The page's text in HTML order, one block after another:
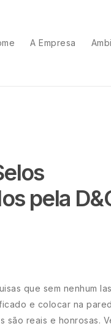
A Empresa
pela
que sem nenhum
e colocar na
são reais e honrosas.